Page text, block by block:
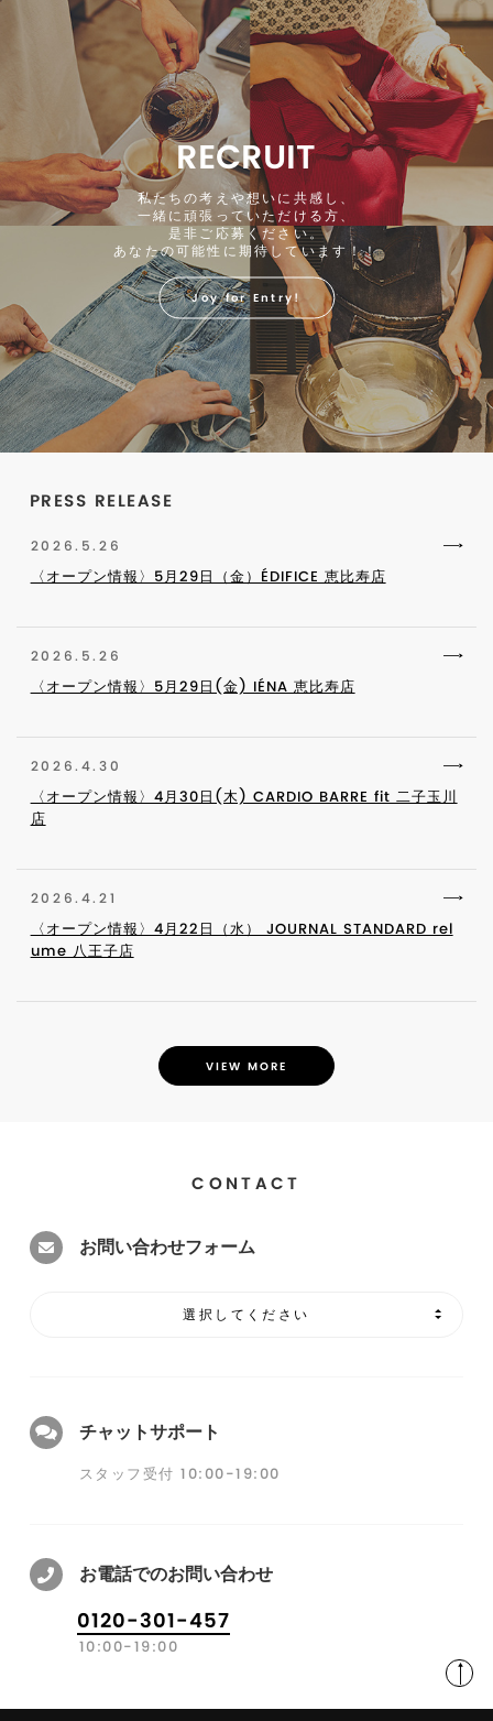
RECRUIT
私たちの考えや想いに共感し、
一緒に頑張っていただける方、
是非ご応募ください。
あなたの可能性に期待しています！！
Joy for Entry!
PRESS RELEASE
2026.5.26
〈オープン情報〉5月29日（金）ÉDIFICE 恵比寿店
2026.5.26
〈オープン情報〉5月29日(金) IÉNA 恵比寿店
2026.4.30
〈オープン情報〉4月30日(木) CARDIO BARRE fit 二子玉川
店
2026.4.21
〈オープン情報〉4月22日（水） JOURNAL STANDARD rel
ume 八王子店
VIEW MORE
CONTACT
お問い合わせフォーム
選択してください
チャットサポート
スタッフ受付 10:00-19:00
お電話でのお問い合わせ
0120-301-457
10:00-19:00